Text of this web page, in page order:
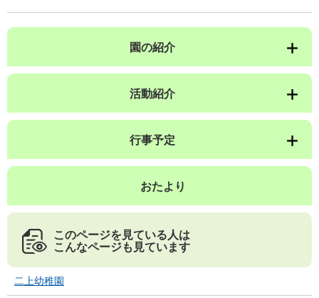
園の紹介
活動紹介
行事予定
おたより
このページを見ている人は
こんなページも見ています
二上幼稚園